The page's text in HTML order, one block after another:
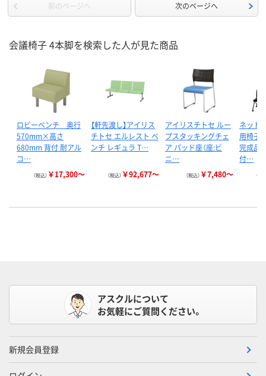
前のページへ 次のページへ
会議椅子 4本脚を検索した人が見た商品
ロビーベンチ 奥行
570mm×高さ
680mm 背付 耐アル
コ…
（税込） ￥17,300～
【軒先渡し】アイリス
チトセ エルレスト ベ
ンチ レギュラ T…
（税込） ￥92,677～
アイリスチトセ ルー
プスタッキングチェ
ア パッド座（座:ビ
ニ…
（税込） ￥7,480～
ネット
用椅子
完成品
付…
（税
アスクルについて
お気軽にご質問ください。
新規会員登録